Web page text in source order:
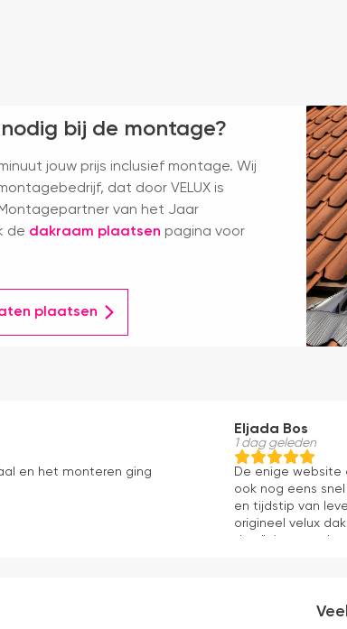
bij de montage?
jouw prijs inclusief montage. Wij
dat door VELUX is
van het Jaar
de dakraam plaatsen pagina voor
plaatsen
en het monteren ging
Eljada Bos
1 dag geleden
De enige website
ook nog eens
en tijdstip van
origineel velux
dan "eigen